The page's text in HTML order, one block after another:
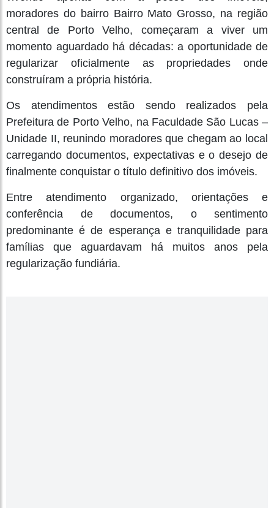
moradores do bairro Bairro Mato Grosso, na região
central de Porto Velho, começaram a viver um
momento aguardado há décadas: a oportunidade de
regularizar oficialmente as propriedades onde
construíram a própria história.
Os atendimentos estão sendo realizados pela
Prefeitura de Porto Velho, na Faculdade São Lucas –
Unidade II, reunindo moradores que chegam ao local
carregando documentos, expectativas e o desejo de
finalmente conquistar o título definitivo dos imóveis.
Entre atendimento organizado, orientações e
conferência de documentos, o sentimento
predominante é de esperança e tranquilidade para
famílias que aguardavam há muitos anos pela
regularização fundiária.